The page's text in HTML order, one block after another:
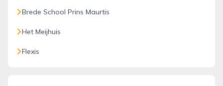
Brede School Prins Maurtis
Het Meijhuis
Flexis